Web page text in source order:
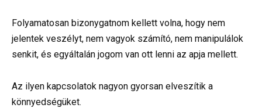
Folyamatosan bizonygatnom kellett volna, hogy nem
jelentek veszélyt, nem vagyok számító, nem manipulálok
senkit, és egyáltalán jogom van ott lenni az apja mellett.
Az ilyen kapcsolatok nagyon gyorsan elveszítik a
könnyedségüket.